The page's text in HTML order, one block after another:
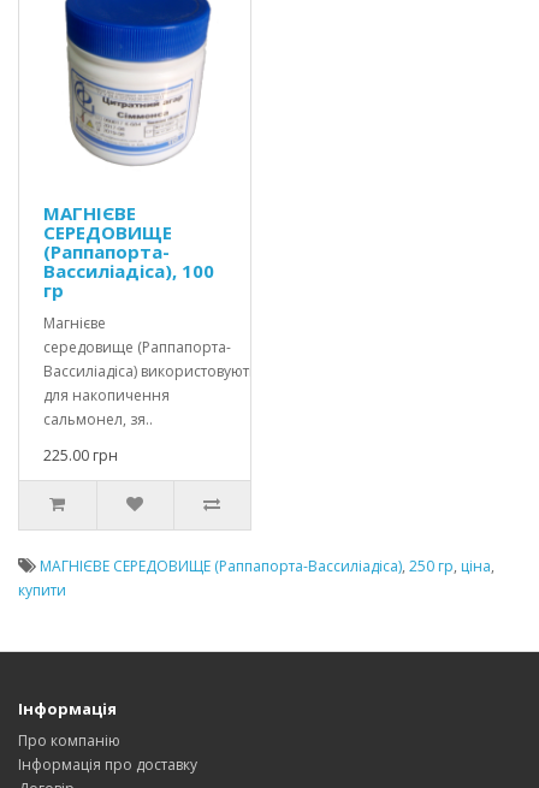
МАГНІЄВЕ
СЕРЕДОВИЩЕ
(Раппапорта-
Вассиліадіса), 100
гр
Магнієве
середовище (Раппапорта-
Вассиліадіса) використовують
для накопичення
сальмонел, зя..
225.00 грн
МАГНІЄВЕ СЕРЕДОВИЩЕ (Раппапорта-Вассиліадіса), 250 гр, ціна,
купити
Інформація
Про компанію
Інформація про доставку